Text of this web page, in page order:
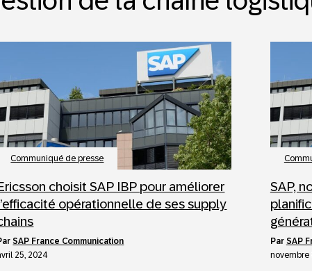
Communiqué de presse
choisit SAP IBP pour améliorer
opérationnelle de ses supply
parSAP France Communication
25, 2024
SAP,
par SAP
novembre